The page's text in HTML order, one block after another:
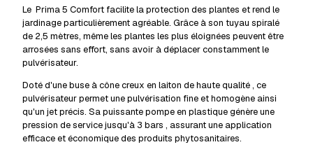
Détails livraison & retrait
Le Prima 5 Comfortfacilite la protection des plantes et rend le
jardinage particulièrement agréable. Grâce à son tuyau spiralé
de 2,5 mètres, même les plantes les plus éloignées peuvent être
arrosées sans effort, sans avoir à déplacer constamment le
pulvérisateur.
Doté d'unebuse à cône creux en laiton de haute qualité, ce
pulvérisateur permet une pulvérisation fine et homogène ainsi
qu'un jet précis. Sapuissante pompe en plastiquegénère une
pression de service jusqu'à 3 bars , assurant une application
efficace et économique des produits phytosanitaires.